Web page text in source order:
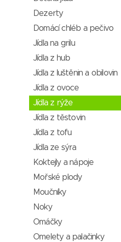
Dezerty
Domácí chléb a pečivo
Jídla na grilu
Jídla z hub
Jídla z luštěnin a obilovin
Jídla z ovoce
Jídla z rýže
Jídla z těstovin
Jídla z tofu
Jídla ze sýra
Koktejly a nápoje
Mořské plody
Moučníky
Noky
Omáčky
Omelety a palačinky